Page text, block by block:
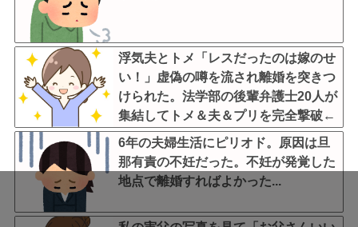
浮気夫とトメ「レスだったのは嫁のせ
い！」虚偽の噂を流され離婚を突きつ
けられた。法学部の後輩弁護士20人が
集結してトメ＆夫＆プリを完全撃破←
後輩たちを可愛がっていた恩が最高形
で返ってきた
6年の夫婦生活にピリオド。原因は旦
那有責の不妊だった。不妊が発覚した
地点で離婚すればよかった...